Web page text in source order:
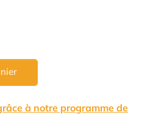
à notre programme de